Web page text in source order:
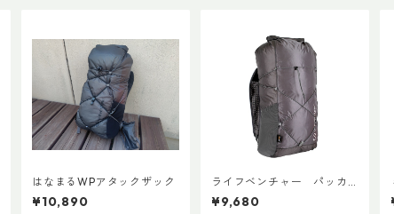
はなまるWPアタックザック
¥10,890
ライフベンチャー パッカ
ブルWPバックパック
¥9,680